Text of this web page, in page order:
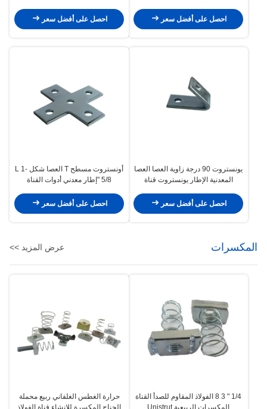
احصل على أفضل سعر
احصل على أفضل سعر
يونستروت 90 درجة زاوية العصا العصا
المعدنية الإطار يونستروت قناة
احصل على أفضل سعر
أونستروت مسطح T العصا شكل L 1-
5/8 "إطار معدني أدوات القناة
احصل على أفضل سعر
المكسرات عرض المزيد >>
1/4 " 3 8 الفولاذ المقاوم للصدأ القناة
المكسرات الربيعية Unistrut
حرارة الغطس الغلفاني ربيع محملة
الجناح المكسرة للإنشاء قناة الفولاذ